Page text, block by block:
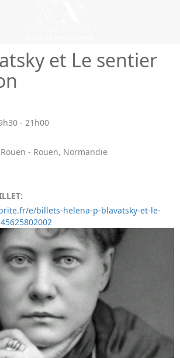
et Le sentier
- 21h00
- Rouen, Normandie
e/billets-helena-p-blavatsky-et-le-